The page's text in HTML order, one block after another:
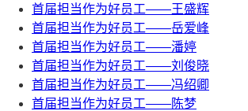
首届担当作为好员工——王盛辉
首届担当作为好员工——岳爱峰
首届担当作为好员工——潘婷
首届担当作为好员工——刘俊晓
首届担当作为好员工——冯绍卿
首届担当作为好员工——陈梦